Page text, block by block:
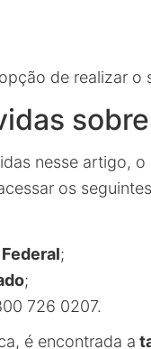
de realizar o
nesse artigo,
os
;
;
726 0207.
é encontrada a